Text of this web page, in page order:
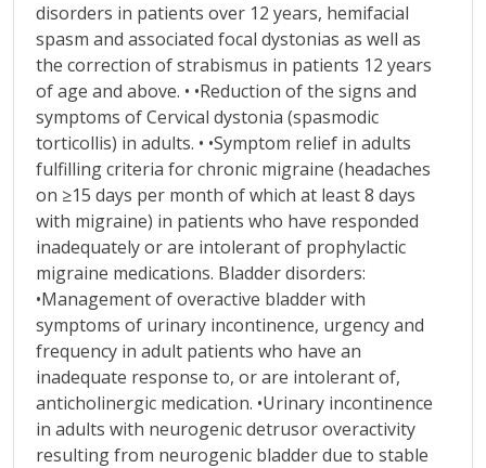
disorders in patients over 12 years, hemifacial
spasm and associated focal dystonias as well as
the correction of strabismus in patients 12 years
of age and above. • •Reduction of the signs and
symptoms of Cervical dystonia (spasmodic
torticollis) in adults. • •Symptom relief in adults
fulfilling criteria for chronic migraine (headaches
on ≥15 days per month of which at least 8 days
with migraine) in patients who have responded
inadequately or are intolerant of prophylactic
migraine medications. Bladder disorders:
•Management of overactive bladder with
symptoms of urinary incontinence, urgency and
frequency in adult patients who have an
inadequate response to, or are intolerant of,
anticholinergic medication. •Urinary incontinence
in adults with neurogenic detrusor overactivity
resulting from neurogenic bladder due to stable